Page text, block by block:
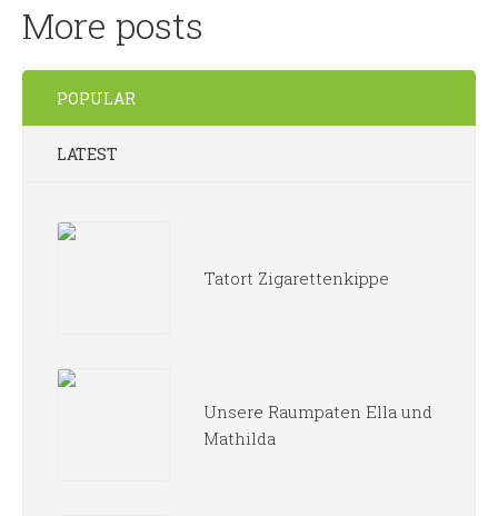
More posts
POPULAR
LATEST
Tatort Zigarettenkippe
Unsere Raumpaten Ella und
Mathilda